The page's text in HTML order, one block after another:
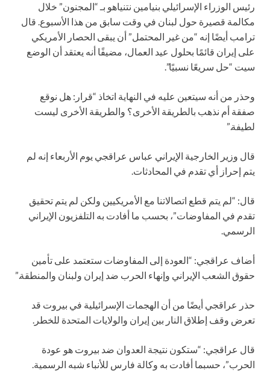
رئيس الوزراء الإسرائيلي بنيامين نتنياهو بـ “المجنون” خلال
مكالمة قصيرة حول لبنان في وقت سابق من هذا الأسبوع. قال
ترامب أيضًا إنه “من غير المحتمل” أن يبقى الحصار الأمريكي
على إيران قائمًا بحلول عيد العمال، مضيفًا أنه يعتقد أن الوضع
سيت “حل سريعًا نسبيًا”.
وحذر من أنه سيتعين عليه في النهاية اتخاذ “قرار: هل نوقع
صفقة أم نذهب بالطريقة الأخرى؟ والطريقة الأخرى ليست
لطيفة.”
قال وزير الخارجية الإيراني عباس عراقجي يوم الأربعاء إنه لم
يتم إحراز أي تقدم في المحادثات.
قال: “لم يتم قطع اتصالاتنا مع الأمريكيين ولكن لم يتم تحقيق
تقدم في المفاوضات”، بحسب ما أفادت به التلفزيون الإيراني
الرسمي.
أضاف عراقجي: “العودة إلى المفاوضات ستعتمد على تأمين
حقوق الشعب الإيراني وإنهاء الحرب ضد إيران ولبنان والمنطقة.”
حذر عراقجي أيضًا من أن الهجمات الإسرائيلية في بيروت قد
تعرض وقف إطلاق النار بين إيران والولايات المتحدة للخطر.
قال عراقجي: “ستكون نتيجة العدوان ضد بيروت هو عودة
الحرب”، حسبما أفادت به وكالة فارس للأنباء شبه الرسمية.